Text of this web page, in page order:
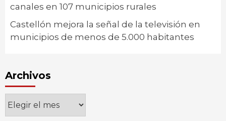
canales en 107 municipios rurales
Castellón mejora la señal de la televisión en
municipios de menos de 5.000 habitantes
Archivos
Archivos